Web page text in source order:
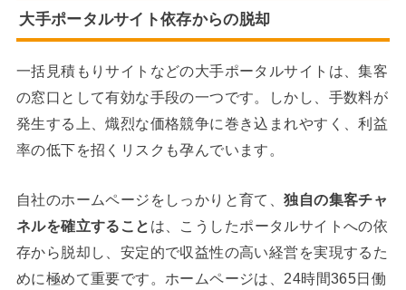
大手ポータルサイト依存からの脱却
一括見積もりサイトなどの大手ポータルサイトは、集客
の窓口として有効な手段の一つです。しかし、手数料が
発生する上、熾烈な価格競争に巻き込まれやすく、利益
率の低下を招くリスクも孕んでいます。
自社のホームページをしっかりと育て、独自の集客チャ
ネルを確立すること は、こうしたポータルサイトへの依
存から脱却し、安定的で収益性の高い経営を実現するた
めに極めて重要です。ホームページは、24時間365日働